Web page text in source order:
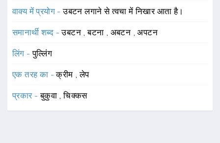
वाक्य में प्रयोग -उबटन लगाने से त्वचा में निखार आता है।
समानार्थी शब्द -उबटन ,बटना , अबटन ,अपटन
लिंग -पुल्लिंग
एक तरह का -क्रीम ,लेप
प्रकार -बुकुवा ,चिक्कस